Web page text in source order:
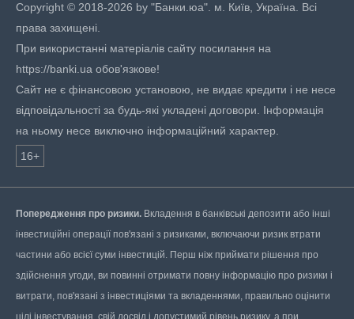
Copyright © 2018-2026 by "Банки.юа". м. Київ, Україна. Всі
права захищені.
При використанні матеріалів сайту посилання на
https://banki.ua обов'язкове!
Сайт не є фінансовою установою, не видає кредити і не несе
відповідальності за будь-які укладені договори. Інформація
на ньому несе виключно інформаційний характер.
16+
Попередження про ризики. Вкладення в банківські депозити або інші
інвестиційні операції пов'язані з ризиками, включаючи ризик втрати
частини або всієї суми інвестицій. Перш ніж приймати рішення про
здійснення угоди, ви повинні отримати повну інформацію про ризики і
витрати, пов'язані з інвестиціями та вкладеннями, правильно оцінити
цілі інвестування, свій досвід і допустимий рівень ризику, а при